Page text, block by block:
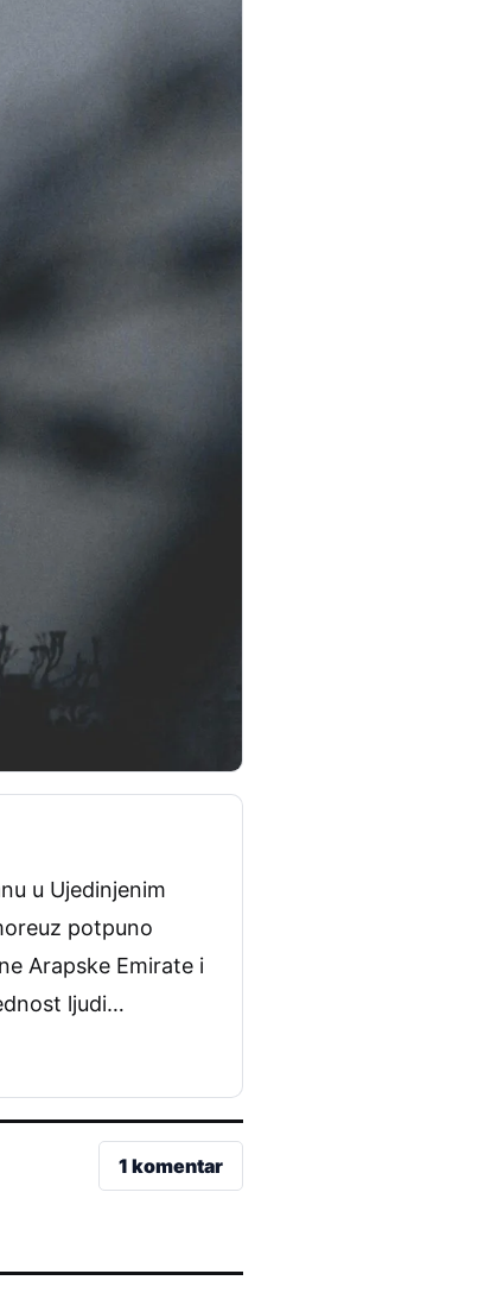
u Ujedinjenim
potpuno
Arapske Emirate i
ljudi…
1 komentar